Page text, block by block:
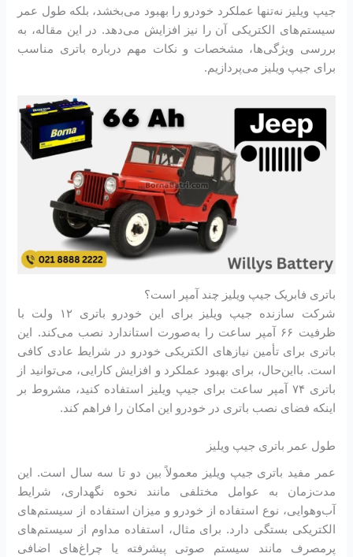
جیپ ویلیز نه‌تنها عملکرد خودرو را بهبود می‌بخشد، بلکه طول عمر
سیستم‌های الکتریکی آن را نیز افزایش می‌دهد. در این مقاله، به
بررسی ویژگی‌ها، مشخصات و نکات مهم درباره باتری مناسب
برای جیپ ویلیز می‌پردازیم.
باتری فابریک جیپ ویلیز چند آمپر است؟
شرکت سازنده جیپ ویلیز برای این خودرو باتری ۱۲ ولت با
ظرفیت ۶۶ آمپر ساعت را به‌صورت استاندارد نصب می‌کند. این
باتری برای تأمین نیازهای الکتریکی خودرو در شرایط عادی کافی
است. بااین‌حال، برای بهبود عملکرد و افزایش کارایی، می‌توانید از
باتری ۷۴ آمپر ساعت برای جیپ ویلیز استفاده کنید، مشروط بر
اینکه فضای نصب باتری در خودرو این امکان را فراهم کند.
طول عمر باتری جیپ ویلیز
عمر مفید باتری جیپ ویلیز معمولاً بین دو تا سه سال است. این
مدت‌زمان به عوامل مختلفی مانند نحوه نگهداری، شرایط
آب‌وهوایی، نوع استفاده از خودرو و میزان استفاده از سیستم‌های
الکتریکی بستگی دارد. برای مثال، استفاده مداوم از سیستم‌های
پرمصرف مانند سیستم صوتی پیشرفته یا چراغ‌های اضافی